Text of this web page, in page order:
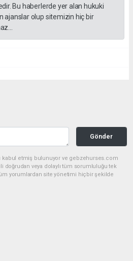
Bu haberlerde yer alan hukuki
ajanslar olup sitemizin hiç bir
Gönder
kabul etmiş bulunuyor ve gebzehurses.com
doğrudan veya dolaylı tüm sorumluluğu tek
yorumlardan site yönetimi hiçbir şekilde